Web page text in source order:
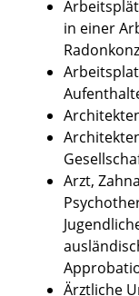
in einer
Arzt,
Ärztliche